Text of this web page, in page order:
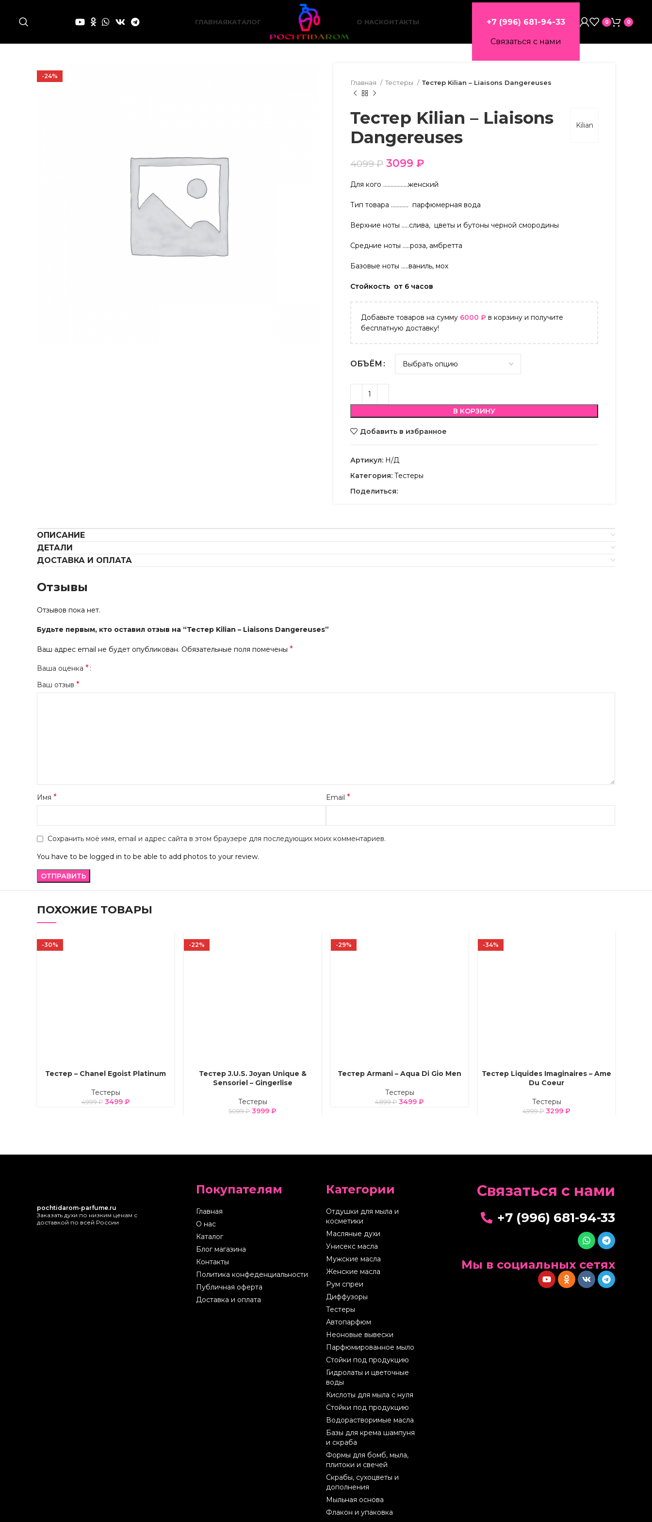
ГЛАВНАЯКАТАЛОГ О НАСКОНТАКТЫ +7 (996) 681-94-33
Связаться с нами
0 0
-24%
Главная Тестеры Тестер Kilian – Liaisons Dangereuses
Kilian
Тестер Kilian – Liaisons
Dangereuses
4099₽ 3099 ₽
Для кого ……………..женский
Тип товара ………… парфюмерная вода
Верхние ноты …..слива, цветы и бутоны черной смородины
Средние ноты …..роза, амбретта
Базовые ноты …..ваниль, мох
Стойкость от 6 часов
Добавьте товаров на сумму 6000 ₽ в корзину и получите
бесплатную доставку!
ОБЪЁМ
В КОРЗИНУ
Добавить в избранное
Артикул: Н/Д
Категория: Тестеры
Поделиться:
ОПИСАНИЕ
ДЕТАЛИ
ДОСТАВКА И ОПЛАТА
Отзывы
Отзывов пока нет.
Будьте первым, кто оставил отзыв на “Тестер Kilian – Liaisons Dangereuses”
Ваш адрес email не будет опубликован. Обязательные поля помечены *
Ваша оценка *
Ваш отзыв *
Имя * Email *
Сохранить моё имя, email и адрес сайта в этом браузере для последующих моих комментариев.
You have to be logged in to be able to add photos to your review.
ПОХОЖИЕ ТОВАРЫ
-30%
ВЫБЕРИТЕ ПАРАМЕТРЫ
Тестер – Chanel Egoist Platinum
Тестеры
4999₽ 3499 ₽
-22%
ВЫБЕРИТЕ ПАРАМЕТРЫ
Тестер J.U.S. Joyan Unique &
Sensoriel – Gingerlise
Тестеры
5099₽ 3999 ₽
-29%
ВЫБЕРИТЕ ПАРАМЕТРЫ
Тестер Armani – Aqua Di Gio Men
Тестеры
4899₽ 3499 ₽
-34%
ВЫБЕРИТЕ ПАРАМЕТРЫ
Тестер Liquides Imaginaires – Ame
Du Coeur
Тестеры
4999₽ 3299 ₽
pochtidarom-parfume.ru
Заказать духи по низким ценам с
доставкой по всей России
Покупателям
Главная
О нас
Каталог
Блог магазина
Контакты
Политика конфеденциальности
Публичная оферта
Доставка и оплата
Категории
Отдушки для мыла и
косметики
Масляные духи
Унисекс масла
Мужские масла
Женские масла
Рум спреи
Диффузоры
Тестеры
Автопарфюм
Неоновые вывески
Парфюмированное мыло
Стойки под продукцию
Гидролаты и цветочные
воды
Кислоты для мыла с нуля
Стойки под продукцию
Водорастворимые масла
Базы для крема шампуня
и скраба
Формы для бомб, мыла,
плитоки и свечей
Скрабы, сухоцветы и
дополнения
Мыльная основа
Флакон и упаковка
Cвязаться с нами
+7 (996) 681-94-33
Мы в социальных сетях